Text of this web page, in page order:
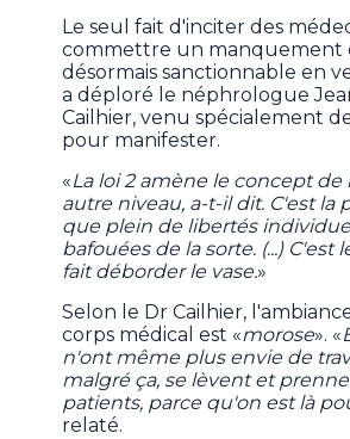
Le seul fait d'inciter des
commettre un manquement
désormais sanctionnable en
a déploré le néphrologue
Cailhier, venu spécialement
pour manifester.
«La loi 2 amène le concept de
autre niveau, a-t-il dit. C'est la
que plein de libertés
bafouées de la sorte. (...) C'est
fait déborder le vase.»
Selon le Dr Cailhier,
corps médical est «morose». «
n'ont même plus envie de
malgré ça, se lèvent et
patients, parce qu'on est là
relaté.